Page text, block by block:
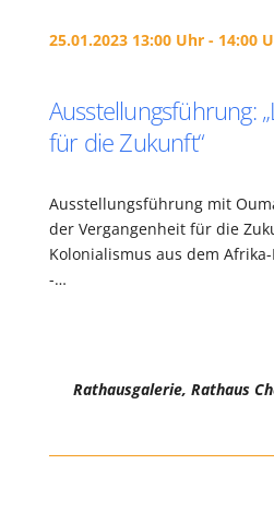
25.01.2023 13:00 Uhr - 14:00
Ausstellungsführung:
für die Zukunft“
Ausstellungsführung mit
der Vergangenheit für die
Kolonialismus aus dem
-…
Rathausgalerie, Rathaus